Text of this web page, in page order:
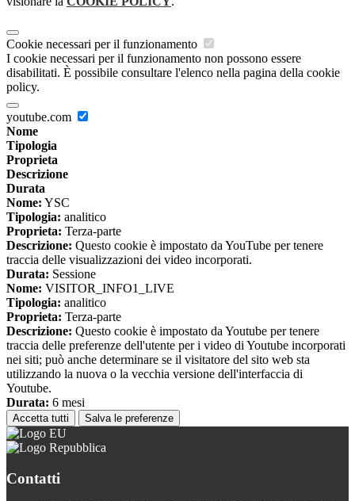
Cookie necessari per il funzionamento
I cookie necessari per il funzionamento non possono essere
disabilitati. È possibile consultare l'elenco nella pagina della cookie
policy.
youtube.com
Nome
Tipologia
Proprieta
Descrizione
Durata
Nome: YSC
Tipologia: analitico
Proprieta: Terza-parte
Descrizione: Questo cookie è impostato da YouTube per tenere
traccia delle visualizzazioni dei video incorporati.
Durata: Sessione
Nome: VISITOR_INFO1_LIVE
Tipologia: analitico
Proprieta: Terza-parte
Descrizione: Questo cookie è impostato da Youtube per tenere
traccia delle preferenze dell'utente per i video di Youtube incorporati
nei siti; può anche determinare se il visitatore del sito web sta
utilizzando la nuova o la vecchia versione dell'interfaccia di
Youtube.
Durata: 6 mesi
Accetta tutti Salva le preferenze
Contatti